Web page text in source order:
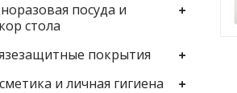
посуда и
стола
покрытия
и личная гигиена